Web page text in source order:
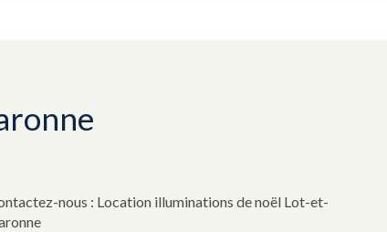
nous : Location illuminations de noël Lot-et-